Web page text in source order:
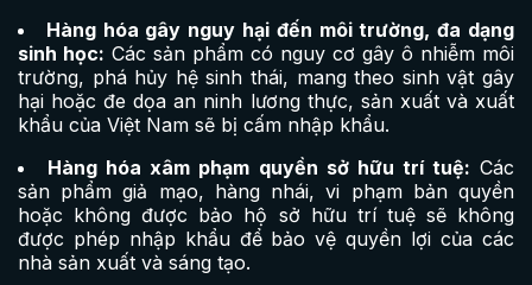
Hàng hóa gây nguy hại đến môi trường, đa dạng
sinh học: Các sản phẩm có nguy cơ gây ô nhiễm môi
trường, phá hủy hệ sinh thái, mang theo sinh vật gây
hại hoặc đe dọa an ninh lương thực, sản xuất và xuất
khẩu của Việt Nam sẽ bị cấm nhập khẩu.
Hàng hóa xâm phạm quyền sở hữu trí tuệ: Các
sản phẩm giả mạo, hàng nhái, vi phạm bản quyền
hoặc không được bảo hộ sở hữu trí tuệ sẽ không
được phép nhập khẩu để bảo vệ quyền lợi của các
nhà sản xuất và sáng tạo.